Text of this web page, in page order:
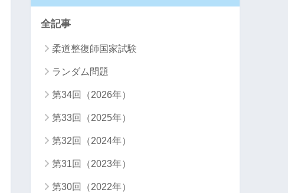
全記事
柔道整復師国家試験
ランダム問題
第34回（2026年）
第33回（2025年）
第32回（2024年）
第31回（2023年）
第30回（2022年）